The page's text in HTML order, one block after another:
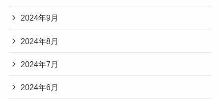
2024年9月
2024年8月
2024年7月
2024年6月